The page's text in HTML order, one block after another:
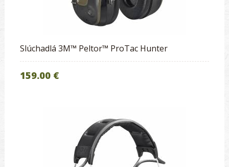
Slúchadlá 3M™ Peltor™ ProTac Hunter
159.00 €